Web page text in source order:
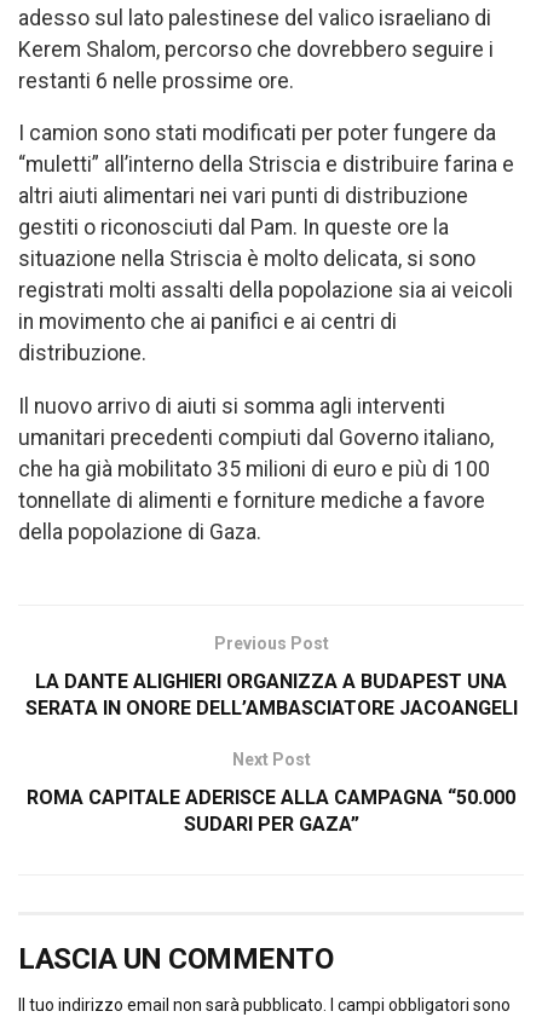
adesso sul lato palestinese del valico israeliano di
Kerem Shalom, percorso che dovrebbero seguire i
restanti 6 nelle prossime ore.
I camion sono stati modificati per poter fungere da
“muletti” all’interno della Striscia e distribuire farina e
altri aiuti alimentari nei vari punti di distribuzione
gestiti o riconosciuti dal Pam. In queste ore la
situazione nella Striscia è molto delicata, si sono
registrati molti assalti della popolazione sia ai veicoli
in movimento che ai panifici e ai centri di
distribuzione.
Il nuovo arrivo di aiuti si somma agli interventi
umanitari precedenti compiuti dal Governo italiano,
che ha già mobilitato 35 milioni di euro e più di 100
tonnellate di alimenti e forniture mediche a favore
della popolazione di Gaza.
Previous Post
LA DANTE ALIGHIERI ORGANIZZA A BUDAPEST UNA
SERATA IN ONORE DELL’AMBASCIATORE JACOANGELI
Next Post
ROMA CAPITALE ADERISCE ALLA CAMPAGNA “50.000
SUDARI PER GAZA”
LASCIA UN COMMENTO
Il tuo indirizzo email non sarà pubblicato.
I campi obbligatori sono